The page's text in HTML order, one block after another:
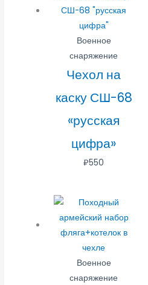
Военное
снаряжение
Чехол на
каску СШ-68
«русская
цифра»
₽550
Военное
снаряжение